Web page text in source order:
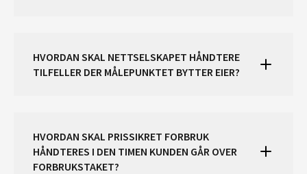
HVORDAN SKAL NETTSELSKAPET HÅNDTERE
TILFELLER DER MÅLEPUNKTET BYTTER EIER?
HVORDAN SKAL PRISSIKRET FORBRUK
HÅNDTERES I DEN TIMEN KUNDEN GÅR OVER
FORBRUKSTAKET?